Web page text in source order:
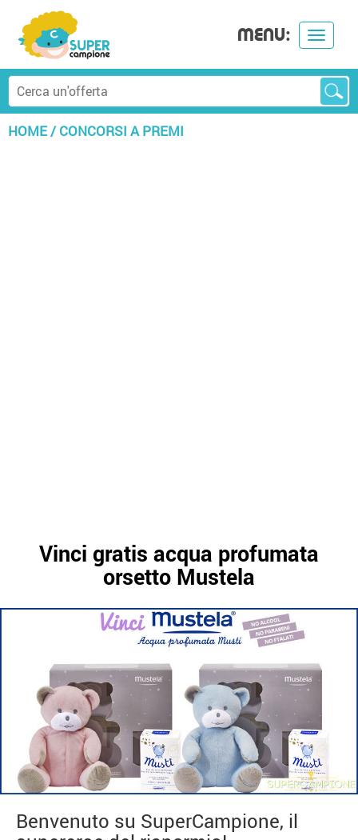
Toggle
MENU:
HOME/CONCORSI A PREMI
Vinci gratis acqua profumata
orsetto Mustela
Benvenuto su SuperCampione, il